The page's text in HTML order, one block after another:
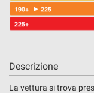
Descrizione
La vettura si trova